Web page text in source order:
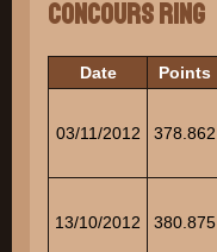
Concours Ring
Date Points
03/11/2012 378.862
13/10/2012 380.875